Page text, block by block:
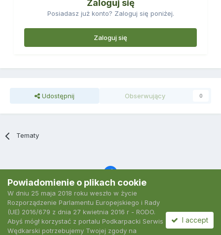
Zaloguj się
Posiadasz już konto? Zaloguj się poniżej.
Zaloguj się
Udostępnij Obserwujący 0
Tematy
Język Polityka prywatności Kontakt
2007-2026 Podkarpacki Serwis Wędkarski
Powiadomienie o plikach cookie
W dniu 25 maja 2018 roku weszło w życie
Rozporządzenie Parlamentu Europejskiego i Rady
(UE) 2016/679 z dnia 27 kwietnia 2016 r - RODO.
Abyś mógł korzystać z portalu Podkarpacki Serwis
Wędkarski potrzebujemy Twojej zgody na
I accept